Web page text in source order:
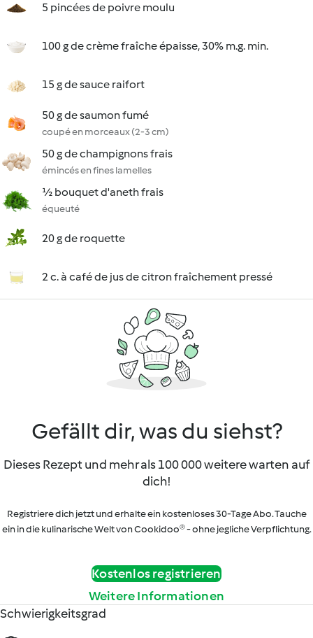
5 pincées de poivre moulu
100 g de crème fraîche épaisse, 30% m.g. min.
15 g de sauce raifort
50 g de saumon fumé
coupé en morceaux (2-3 cm)
50 g de champignons frais
émincés en fines lamelles
½ bouquet d'aneth frais
équeuté
20 g de roquette
2 c. à café de jus de citron fraîchement pressé
Gefällt dir, was du siehst?
Dieses Rezept und mehr als 100 000 weitere warten auf
dich!
Registriere dich jetzt und erhalte ein kostenloses 30-Tage Abo. Tauche
ein in die kulinarische Welt von Cookidoo® - ohne jegliche Verpflichtung.
Kostenlos registrieren
Weitere Informationen
Schwierigkeitsgrad